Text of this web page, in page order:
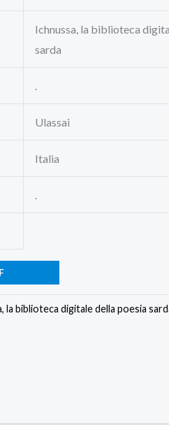
Ichnussa, la biblioteca
sarda
Ulassai
Italia
la biblioteca digitale della poesia